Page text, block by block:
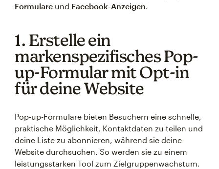
Formulare und Facebook-Anzeigen.
1. Erstelle ein
markenspezifisches Pop-
up-Formular mit Opt-in
für deine Website
Pop-up-Formulare bieten Besuchern eine schnelle,
praktische Möglichkeit, Kontaktdaten zu teilen und
deine Liste zu abonnieren, während sie deine
Website durchsuchen. So werden sie zu einem
leistungsstarken Tool zum Zielgruppenwachstum.